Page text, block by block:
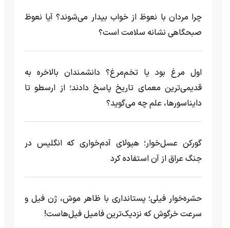
چرا مردان با نعوظ از خواب بیدار می‌شوند؟ آیا نعوظ
صبحگاهی نشانه سلامت است؟
اول مرغ بود یا تخم‌مرغ؟ دانشمندان بالاخره به
قدیمی‌ترین معمای تاریخ پاسخ دادند؛ از ارسطو تا
دایناسورها، علم چه می‌گوید؟
گورکن عسل‌خوار؛ هیولای آدم‌خواری که انگلیس در
جنگ عراق از آن استفاده کرد
حشره‌خوار فیلی؛ پستانداری با ظاهر موش، ژن فیل و
سرعت خرگوش که نزدیک‌ترین فامیل فیل‌هاست!